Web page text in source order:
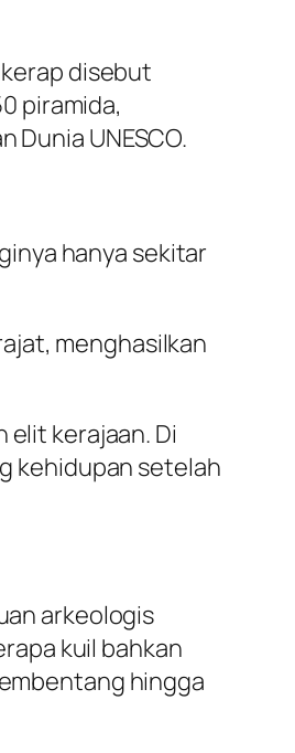
disebut
piramida,
UNESCO.
hanya sekitar
menghasilkan
elit kerajaan. Di
kehidupan setelah
arkeologis
kuil bahkan
hingga